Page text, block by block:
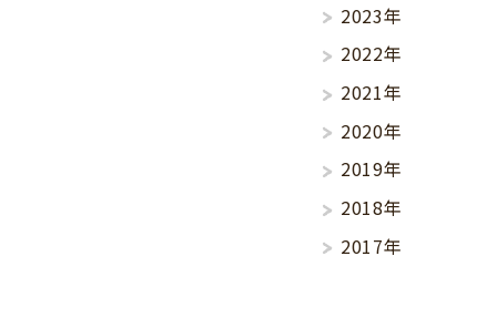
2023年
2022年
2021年
2020年
2019年
2018年
2017年